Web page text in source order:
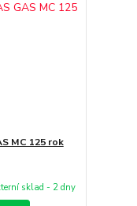
MC 125 rok
sklad - 2 dny